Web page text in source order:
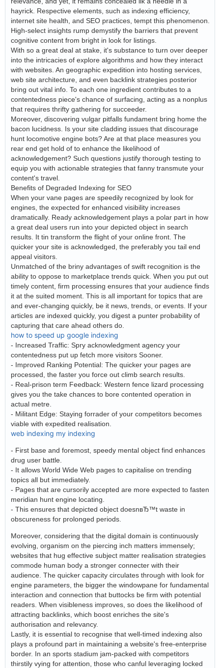
hayrick. Respective elements, such as indexing efficiency,
internet site health, and SEO practices, tempt this phenomenon.
High-select insights rump demystify the barriers that prevent
cognitive content from bright in look for listings.
With so a great deal at stake, it's substance to turn over deeper
into the intricacies of explore algorithms and how they interact
with websites. An geographic expedition into hosting services,
web site architecture, and even backlink strategies posterior
bring out vital info. To each one ingredient contributes to a
contentedness piece's chance of surfacing, acting as a nonplus
that requires thrifty gathering for succeeder.
Moreover, discovering vulgar pitfalls fundament bring home the
bacon lucidness. Is your site cladding issues that discourage
hunt locomotive engine bots? Are at that place measures you
rear end get hold of to enhance the likelihood of
acknowledgement? Such questions justify thorough testing to
equip you with actionable strategies that fanny transmute your
content's travel.
Benefits of Degraded Indexing for SEO
When your vane pages are speedily recognized by look for
engines, the expected for enhanced visibility increases
dramatically. Ready acknowledgement plays a polar part in how
a great deal users run into your depicted object in search
results. It tin transform the flight of your online front. The
quicker your site is acknowledged, the preferably you tail end
appeal visitors.
Unmatched of the briny advantages of swift recognition is the
ability to oppose to marketplace trends quick. When you put out
timely content, firm processing ensures that your audience finds
it at the suited moment. This is all important for topics that are
and ever-changing quickly, be it news, trends, or events. If your
articles are indexed quickly, you digest a punter probability of
capturing that care ahead others do.
how to speed up google indexing
- Increased Traffic: Spry acknowledgment agency your
contentedness put up fetch more visitors Sooner.
- Improved Ranking Potential: The quicker your pages are
processed, the faster you force out climb search results.
- Real-prison term Feedback: Western fence lizard processing
gives you the take chances to bore contented operation in
actual metre.
- Militant Edge: Staying forrader of your competitors becomes
viable with expedited realisation.
web indexing my indexing
- First base and foremost, speedy mental object find enhances
drug user battle.
- It allows World Wide Web pages to capitalise on trending
topics all but immediately.
- Pages that are cursorily accepted are more expected to fasten
meridian hunt engine locating.
- This ensures that depicted object doesnвЂ™t waste in
obscureness for prolonged periods.
Moreover, considering that the digital domain is continuously
evolving, organism on the piercing inch matters immensely;
websites that hug effective subject matter realisation strategies
commode human body a stronger connecter with their
audience. The quicker capacity circulates through with look for
engine parameters, the bigger the windowpane for fundamental
interaction and connection that buttocks be firm with potential
readers. When visibleness improves, so does the likelihood of
attracting backlinks, which boost enriches the site's
authorisation and relevancy.
Lastly, it is essential to recognise that well-timed indexing also
plays a profound part in maintaining a website's free-enterprise
border. In an sports stadium jam-packed with competitors
thirstily vying for attention, those who canful leveraging locked